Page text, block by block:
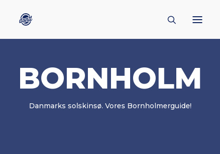
CONTACT
ABOUT
BORNHOLM
Danmarks solskinsø. Vores Bornholmerguide!